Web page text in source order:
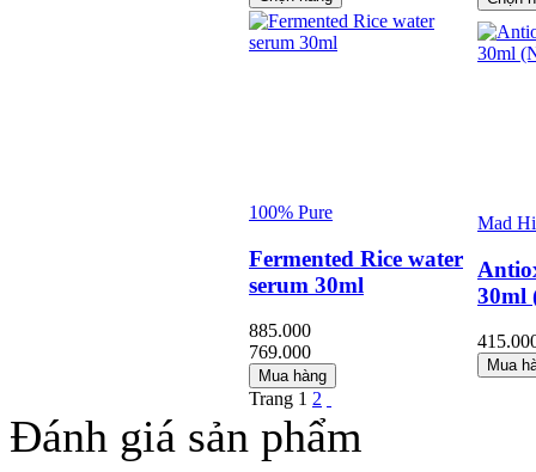
100% Pure
Fermented Rice water
serum 30ml
885.000
769.000
Mua hàng
Mad
30ml
Mua
Trang 1 2
Đánh giá sản phẩm